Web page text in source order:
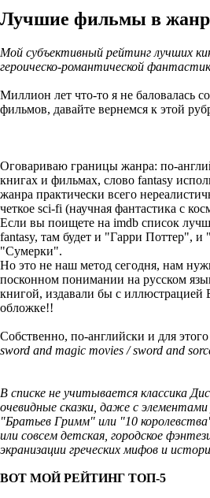
Лучшие фильмы в
Мой субъективный рейтинг лучших
героическо-романтической
Миллион лет что-то я не баловалась
фильмов, давайте вернемся к этой
Оговариваю границы жанра: по-
книгах и фильмах, слово fantasy
жанра практически всего
четкое sci-fi (научная фантастика с
Если вы поищете на imdb список
fantasy, там будет и "Гарри Поттер",
"Сумерки".
Но это не наш метод сегодня, нам
посконном понимании на русском
книгой, издавали бы с иллюстрацией
обложке!!
Собственно, по-английски и для
sword and magic movies / sword and
В списке не учитывается классика
очевидные сказки, даже с
"Братьев Гримм" или "10
или совсем детская, городское
экранизации греческих мифов и
ВОТ МОЙ РЕЙТИНГ ТОП-5